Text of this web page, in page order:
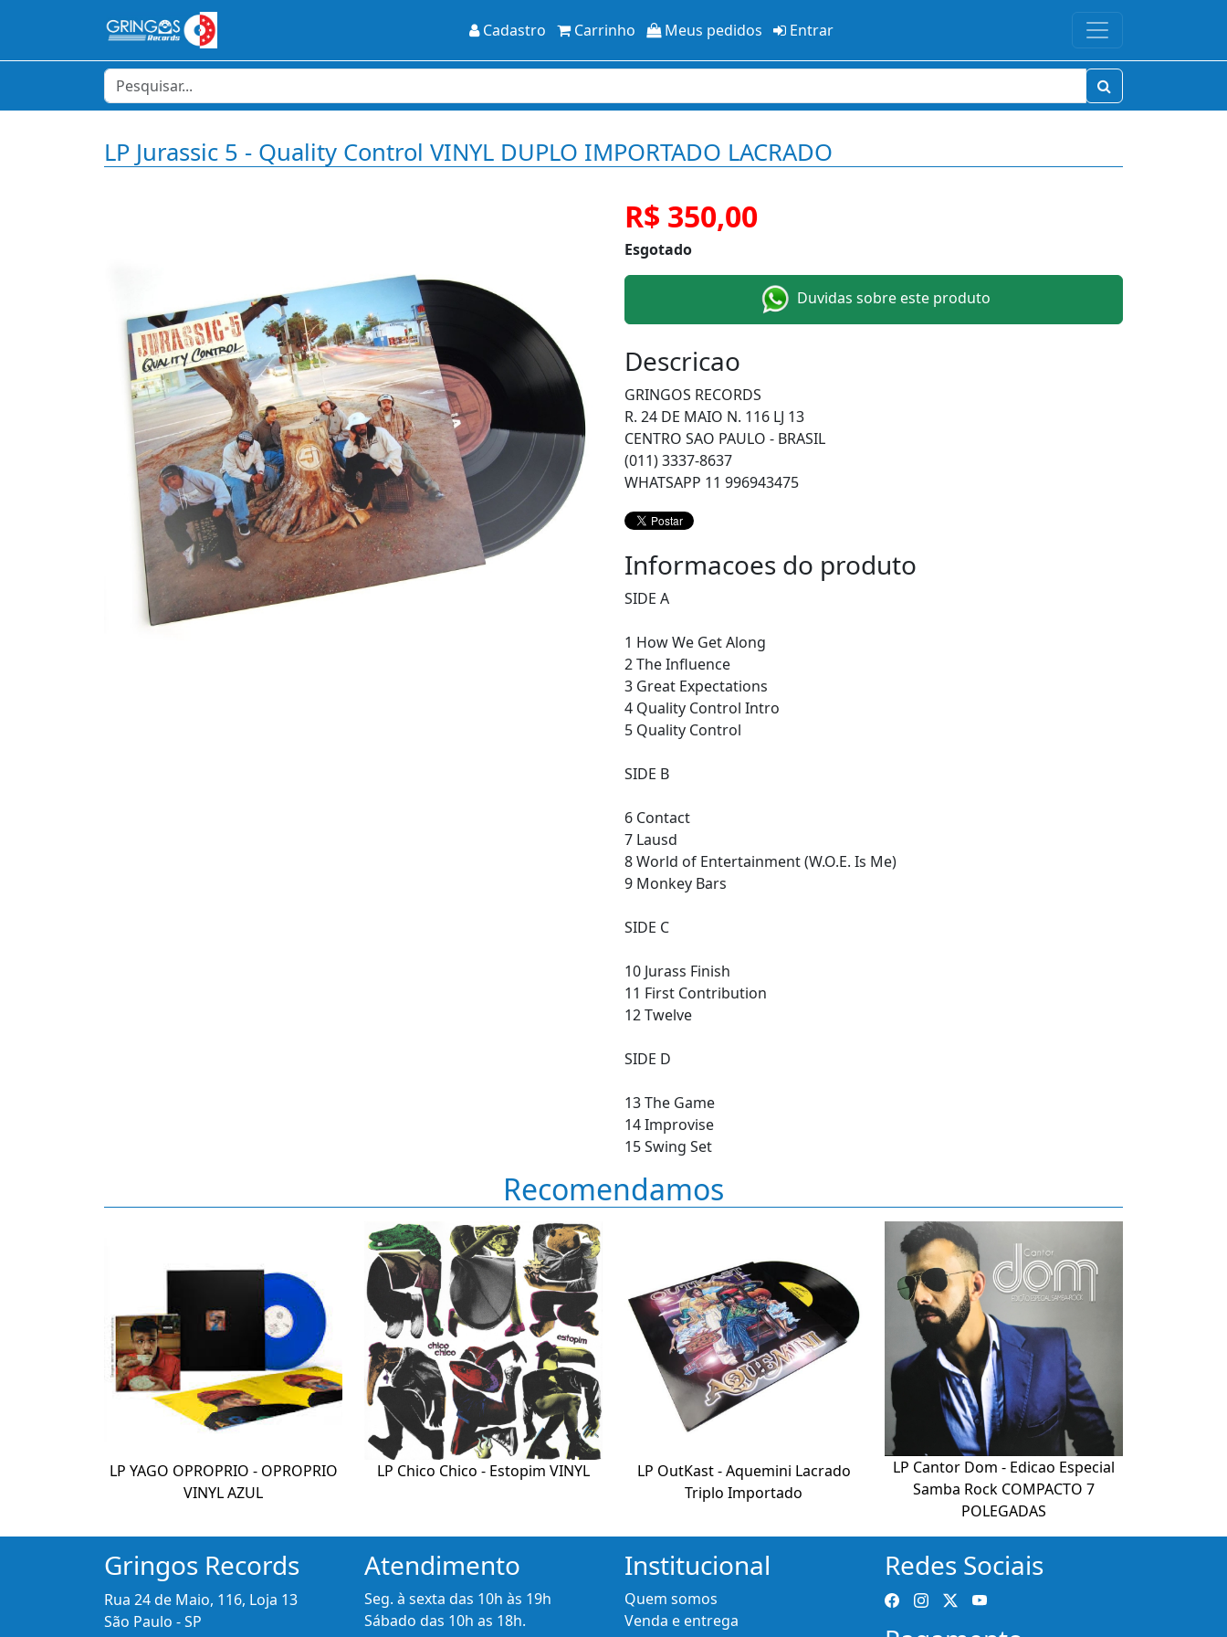
Cadastro Carrinho Meus pedidos Entrar
LP Jurassic 5 - Quality Control VINYL DUPLO IMPORTADO LACRADO
R$ 350,00
Esgotado
Duvidas sobre este produto
Descricao
GRINGOS RECORDS
R. 24 DE MAIO N. 116 LJ 13
CENTRO SAO PAULO - BRASIL
(011) 3337-8637
WHATSAPP 11 996943475
Informacoes do produto
SIDE A
1 How We Get Along
2 The Influence
3 Great Expectations
4 Quality Control Intro
5 Quality Control
SIDE B
6 Contact
7 Lausd
8 World of Entertainment (W.O.E. Is Me)
9 Monkey Bars
SIDE C
10 Jurass Finish
11 First Contribution
12 Twelve
SIDE D
13 The Game
14 Improvise
15 Swing Set
Recomendamos
LP YAGO OPROPRIO - OPROPRIO
VINYL AZUL
LP Chico Chico - Estopim VINYL
LP OutKast - Aquemini Lacrado
Triplo Importado
LP Cantor Dom - Edicao Especial
Samba Rock COMPACTO 7
POLEGADAS
Gringos Records
Rua 24 de Maio, 116, Loja 13
São Paulo - SP
Atendimento
Seg. à sexta das 10h às 19h
Sábado das 10h as 18h.
Institucional
Quem somos
Venda e entrega
Redes Sociais